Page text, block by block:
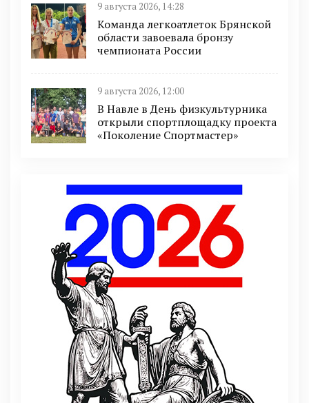
9 августа 2026, 14:28
Команда легкоатлеток Брянской
области завоевала бронзу
чемпионата России
9 августа 2026, 12:00
В Навле в День физкультурника
открыли спортплощадку проекта
«Поколение Спортмастер»